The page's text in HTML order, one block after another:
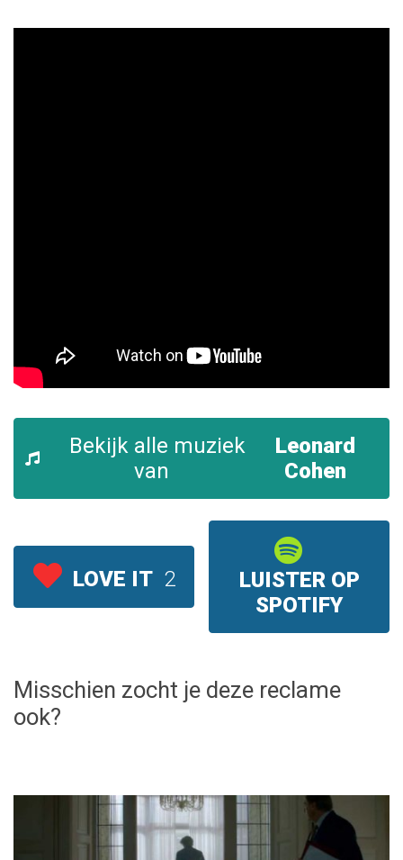
Bekijk alle muziek
van
Leonard
Cohen
LOVE IT 2
LUISTER OP
SPOTIFY
Misschien zocht je deze reclame
ook?